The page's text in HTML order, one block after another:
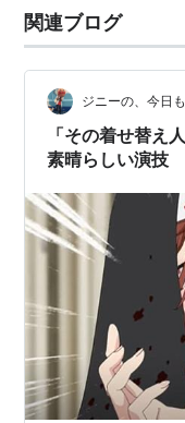
「ひそねとまそ
ゲーム
「天華百剣ー斬
「フィギュアヘ
関連ブログ
ジニーの、今日
「その着せ替え
素晴らしい演技